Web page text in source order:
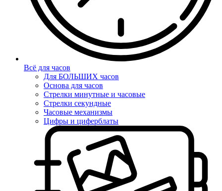
Всё для часов
Для БОЛЬШИХ часов
Основа для часов
Стрелки минутные и часовые
Стрелки секундные
Часовые механизмы
Цифры и циферблаты